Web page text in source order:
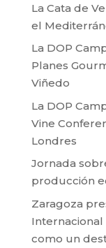
La Cata de
el
La DOP
Planes
Viñedo
La DOP
Vine
Londres
Jornada
producción
Zaragoza
Internacional
como un